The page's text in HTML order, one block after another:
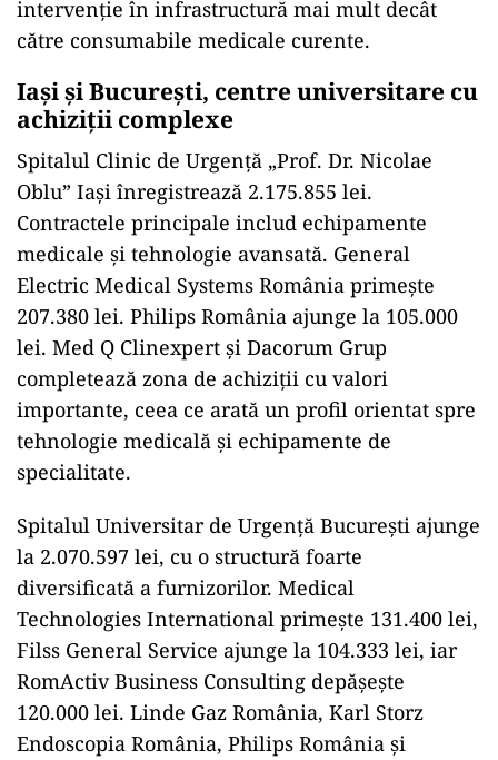
intervenție în infrastructură mai mult decât
către consumabile medicale curente.
Iași și București, centre universitare cu
achiziții complexe
Spitalul Clinic de Urgență „Prof. Dr. Nicolae
Oblu” Iași înregistrează 2.175.855 lei.
Contractele principale includ echipamente
medicale și tehnologie avansată. General
Electric Medical Systems România primește
207.380 lei. Philips România ajunge la 105.000
lei. Med Q Clinexpert și Dacorum Grup
completează zona de achiziții cu valori
importante, ceea ce arată un profil orientat spre
tehnologie medicală și echipamente de
specialitate.
Spitalul Universitar de Urgență București ajunge
la 2.070.597 lei, cu o structură foarte
diversificată a furnizorilor. Medical
Technologies International primește 131.400 lei,
Filss General Service ajunge la 104.333 lei, iar
RomActiv Business Consulting depășește
120.000 lei. Linde Gaz România, Karl Storz
Endoscopia România, Philips România și